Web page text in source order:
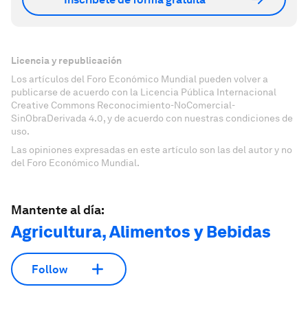
Licencia y republicación
Los artículos del Foro Económico Mundial pueden volver a
publicarse de acuerdo con la Licencia Pública Internacional
Creative Commons Reconocimiento-NoComercial-
SinObraDerivada 4.0, y de acuerdo con nuestras condiciones de
uso.
Las opiniones expresadas en este artículo son las del autor y no
del Foro Económico Mundial.
Mantente al día:
Agricultura, Alimentos y Bebidas
Follow